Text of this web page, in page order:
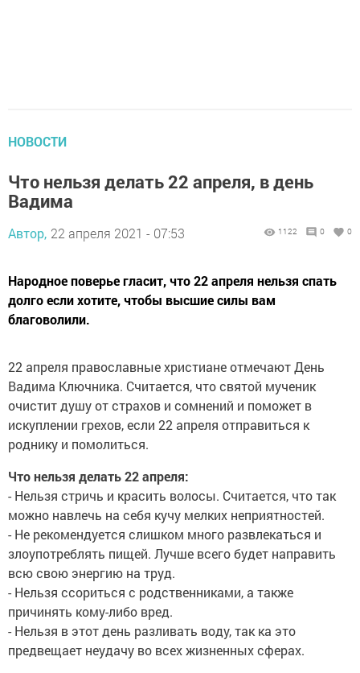
НОВОСТИ
Что нельзя делать 22 апреля, в день
Вадима
Автор, 22 апреля 2021 - 07:53 1122 0 0
Народное поверье гласит, что 22 апреля нельзя спать
долго если хотите, чтобы высшие силы вам
благоволили.
22 апреля православные христиане отмечают День
Вадима Ключника. Считается, что святой мученик
очистит душу от страхов и сомнений и поможет в
искуплении грехов, если 22 апреля отправиться к
роднику и помолиться.
Что нельзя делать 22 апреля:
- Нельзя стричь и красить волосы. Считается, что так
можно навлечь на себя кучу мелких неприятностей.
- Не рекомендуется слишком много развлекаться и
злоупотреблять пищей. Лучше всего будет направить
всю свою энергию на труд.
- Нельзя ссориться с родственниками, а также
причинять кому-либо вред.
- Нельзя в этот день разливать воду, так ка это
предвещает неудачу во всех жизненных сферах.